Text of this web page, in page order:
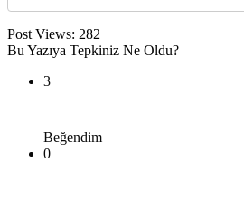
Post Views: 282
Bu Yazıya Tepkiniz Ne Oldu?
3
Beğendim
0